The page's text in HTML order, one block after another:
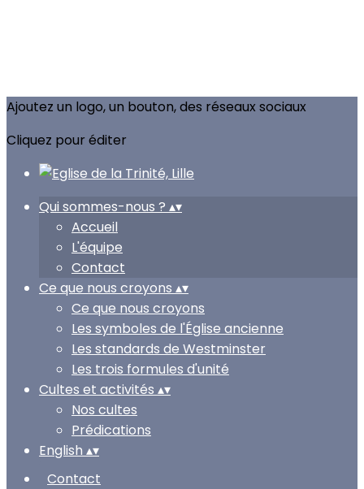
Ajoutez un logo, un bouton, des réseaux sociaux
Cliquez pour éditer
Qui sommes-nous ? ▴▾
Accueil
L'équipe
Contact
Ce que nous croyons ▴▾
Ce que nous croyons
Les symboles de l'Église ancienne
Les standards de Westminster
Les trois formules d'unité
Cultes et activités ▴▾
Nos cultes
Prédications
English ▴▾
Contact